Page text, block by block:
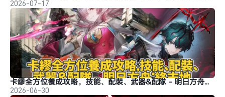
2026-07-17
卡繆全方位養成攻略，技能、配裝、武器&配隊 - 明日方舟：終末地
2026-06-30